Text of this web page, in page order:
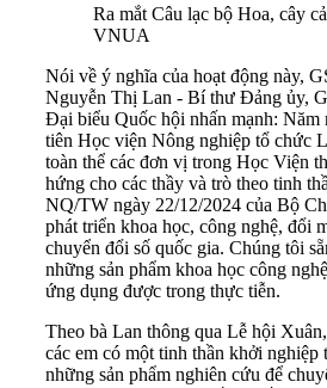
Ra mắt Câu lạc bộ Hoa, cây
VNUA
Nói về ý nghĩa của hoạt động này,
Nguyễn Thị Lan - Bí thư Đảng ủy,
Đại biểu Quốc hội nhấn mạnh: Năm
tiên Học viện Nông nghiệp tổ chức
toàn thể các đơn vị trong Học Viện
hứng cho các thầy và trò theo tinh
NQ/TW ngày 22/12/2024 của Bộ
phát triển khoa học, công nghệ, đổi
chuyển đổi số quốc gia. Chúng tôi
những sản phẩm khoa học công
ứng dụng được trong thực tiễn.
Theo bà Lan thông qua Lễ hội
các em có một tinh thần khởi nghiệp
những sản phẩm nghiên cứu để